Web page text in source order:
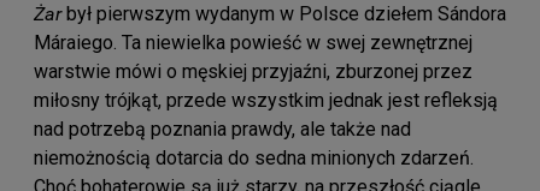
Żarbył pierwszym wydanym w Polsce dziełem Sándora
Máraiego. Ta niewielka powieść w swej zewnętrznej
warstwie mówi o męskiej przyjaźni, zburzonej przez
miłosny trójkąt, przede wszystkim jednak jest refleksją
nad potrzebą poznania prawdy, ale także nad
niemożnością dotarcia do sedna minionych zdarzeń.